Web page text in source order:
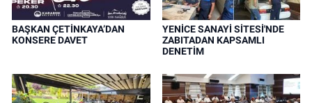
BAŞKAN ÇETİNKAYA’DAN
KONSERE DAVET
YENİCE SANAYİ SİTESİ'NDE
ZABITADAN KAPSAMLI
DENETİM